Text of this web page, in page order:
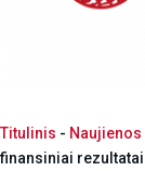
Titulinis - Naujienos
finansiniai rezultatai